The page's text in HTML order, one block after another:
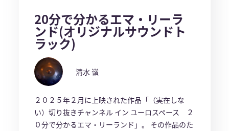
20分で分かるエマ・リーラ
ンド(オリジナルサウンドト
ラック)
清水 嶺
２０２５年２月に上映された作品「（実在しな
い）切り抜きチャンネル イン ユーロスペース ２
０分で分かるエマ・リーランド」。 その作品のた